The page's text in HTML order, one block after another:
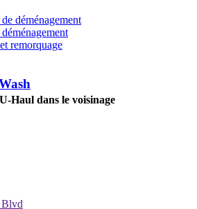
déménagement
remorquage
Haul dans le voisinage
Blvd